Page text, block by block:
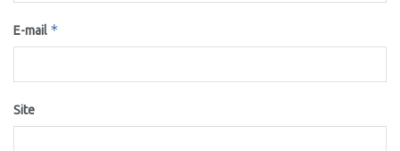
E-mail *
Site